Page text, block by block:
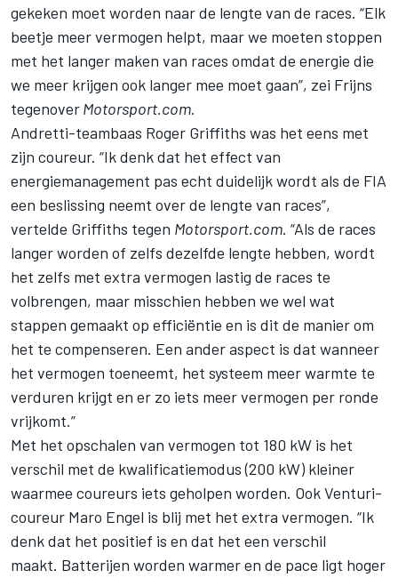
gekeken moet worden naar de lengte van de races. “Elk
beetje meer vermogen helpt, maar we moeten stoppen
met het langer maken van races omdat de energie die
we meer krijgen ook langer mee moet gaan”, zei Frijns
tegenoverMotorsport.com.
Andretti-teambaas Roger Griffiths was het eens met
zijn coureur. “Ik denk dat het effect van
energiemanagement pas echt duidelijk wordt als de FIA
een beslissing neemt over de lengte van races”,
vertelde Griffiths tegen Motorsport.com. “Als de races
langer worden of zelfs dezelfde lengte hebben, wordt
het zelfs met extra vermogen lastig de races te
volbrengen, maar misschien hebben we wel wat
stappen gemaakt op efficiëntie en is dit de manier om
het te compenseren. Een ander aspect is dat wanneer
het vermogen toeneemt, het systeem meer warmte te
verduren krijgt en er zo iets meer vermogen per ronde
vrijkomt.”
Met het opschalen van vermogen tot 180 kW is het
verschil met de kwalificatiemodus (200 kW) kleiner
waarmee coureurs iets geholpen worden. Ook Venturi-
coureur Maro Engel is blij met het extra vermogen. “Ik
denk dat het positief is en dat het een verschil
maakt. Batterijen worden warmer en de pace ligt hoger